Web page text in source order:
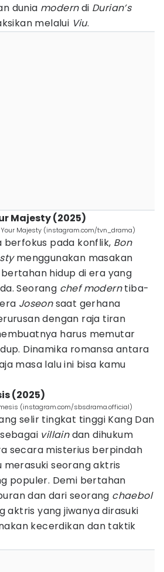
dunia moderndi Durian’s
melalui Viu.
Majesty (2025)
Majesty (instagram.com/tvn_drama)
berfokus pada konflik, Bon
menggunakan masakan
hidup di era yang
Seorang chef moderntiba-
Joseonsaat gerhana
dengan raja tiran
harus memutar
Dinamika romansa antara
masa lalu ini bisa kamu
(2025)
(instagram.com/sbsdrama.official)
selir tingkat tinggi Kang Dan
villaindan dihukum
secara misterius berpindah
merasuki seorang aktris
populer. Demi bertahan
dan dari seorang chaebol
aktris yang jiwanya dirasuki
kecerdikan dan taktik